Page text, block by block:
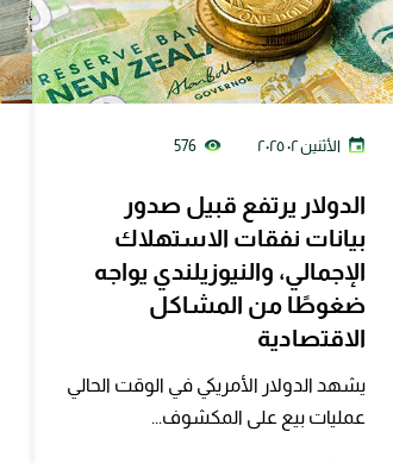
576 الأثنين ٠٢ ٢٠٢٥
الدولار يرتفع قبيل صدور
بيانات نفقات الاستهلاك
الإجمالي، والنيوزيلندي يواجه
ضغوطًا من المشاكل
الاقتصادية
يشهد الدولار الأمريكي في الوقت الحالي
عمليات بيع على المكشوف...